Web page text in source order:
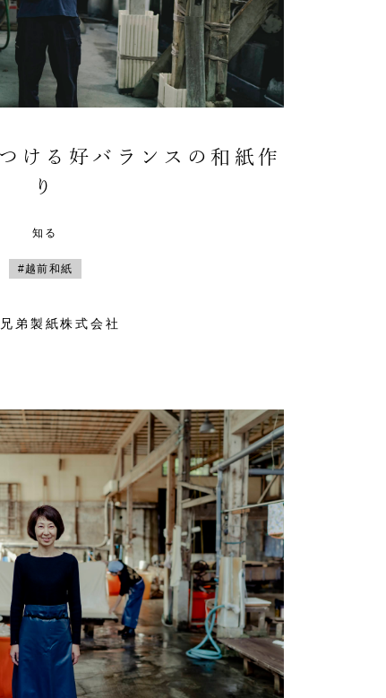
ける好バランスの和紙作
り
知る
#越前和紙
弟製紙株式会社